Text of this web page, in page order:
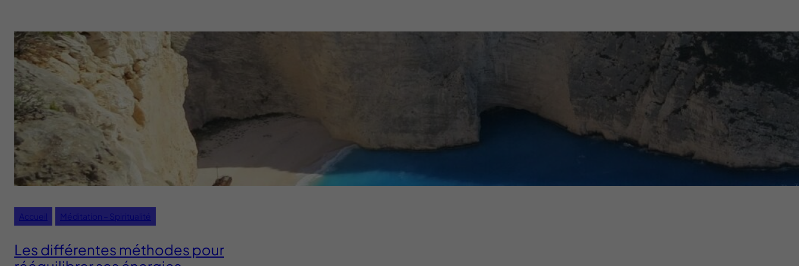
Accueil Méditation – Spiritualité
Les différentes méthodes pour